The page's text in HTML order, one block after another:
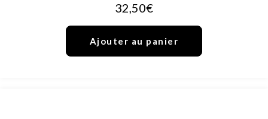
32,50€
Ajouter au panier